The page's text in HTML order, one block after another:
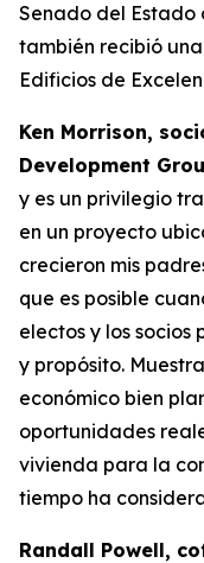
Senado del Estado
también recibió
Edificios de
Ken Morrison,
Development
y es un privilegio
en un proyecto
crecieron mis
que es posible
electos y los
y propósito.
económico bien
oportunidades
vivienda para la
tiempo ha
Randall Powell,